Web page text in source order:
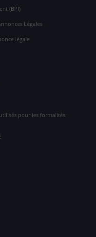
(BPI)
Légales
légale
pour les formalités